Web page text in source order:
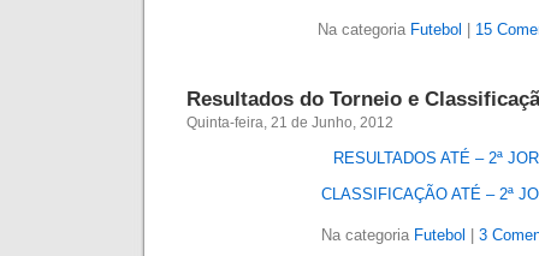
Na categoria Futebol 15
Resultados do Torneio e
Quinta-feira, 21 de Junho, 2012
RESULTADOS ATÉ – 2ª
CLASSIFICAÇÃO ATÉ – 2ª
Na categoria Futebol 3